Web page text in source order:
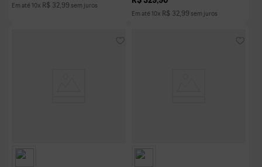
Em até 10x R$ 32,99 sem juros
Em até 10x R$ 32,99 sem juros